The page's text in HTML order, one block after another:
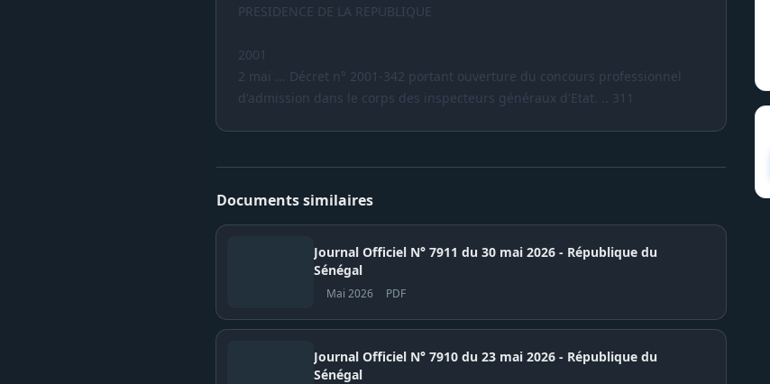
PRESIDENCE DE LA REPUBLIQUE
2001
2 mai ... Décret n° 2001-342 portant ouverture du concours professionnel
d'admission dans le corps des inspecteurs généraux d'Etat. .. 311
Documents similaires
Journal Officiel N° 7911 du 30 mai 2026 - République du
Sénégal
Mai 2026 PDF
Journal Officiel N° 7910 du 23 mai 2026 - République du
Sénégal